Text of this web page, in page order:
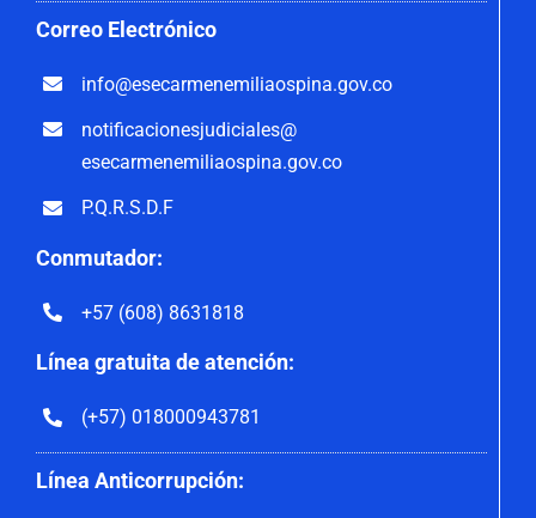
Correo Electrónico
info@esecarmenemiliaospina.gov.co
notificacionesjudiciales@
esecarmenemiliaospina.gov.co
P.Q.R.S.D.F
Conmutador:
+57 (608) 8631818
Línea gratuita de atención:
(+57) 018000943781
Línea Anticorrupción: